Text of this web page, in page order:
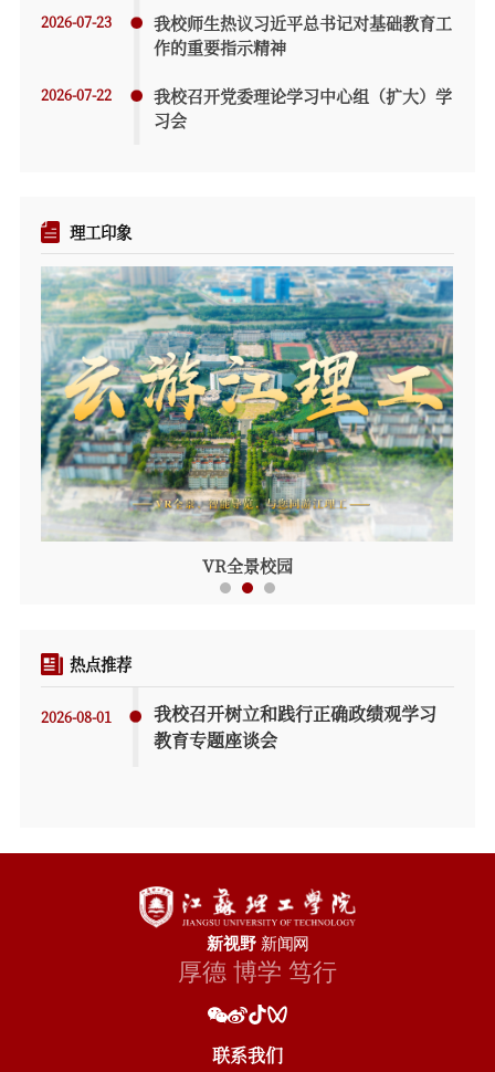
2026-07-23
我校师生热议习近平总书记对基础教育工
作的重要指示精神
2026-07-22
我校召开党委理论学习中心组（扩大）学
习会
理工印象
VR全景校园
热点推荐
联系我们